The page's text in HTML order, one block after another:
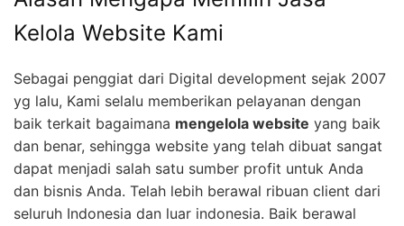
Kelola Website Kami
Sebagai penggiat dari Digital development sejak 2007
yg lalu, Kami selalu memberikan pelayanan dengan
baik terkait bagaimana mengelola website yang baik
dan benar, sehingga website yang telah dibuat sangat
dapat menjadi salah satu sumber profit untuk Anda
dan bisnis Anda. Telah lebih berawal ribuan client dari
seluruh Indonesia dan luar indonesia. Baik berawal